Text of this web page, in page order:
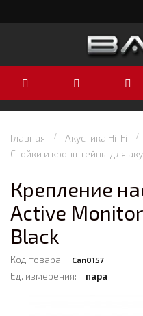
Главная
Акустика Hi-Fi
Стойки и кронштейны для
Крепление
Active
Black
Код товара: Can0157
Ед. измерения: пара